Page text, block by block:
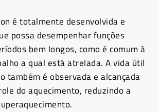
é totalmente desenvolvida e
possa desempenhar funções
bem longos, como é comum à
a qual está atrelada. A vida útil
também é observada e alcançada
do aquecimento, reduzindo a